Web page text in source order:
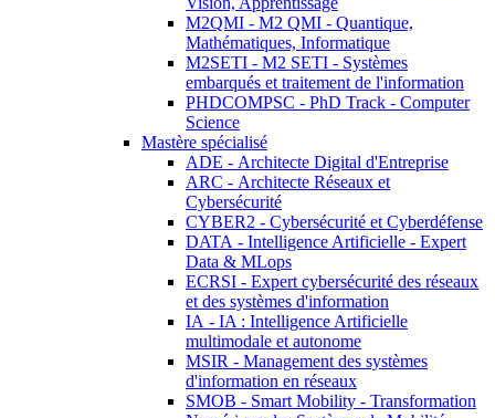
M2QMI - M2 QMI - Quantique,
Mathématiques, Informatique
M2SETI - M2 SETI - Systèmes
embarqués et traitement de l'information
PHDCOMPSC - PhD Track - Computer
Science
Mastère spécialisé
ADE - Architecte Digital d'Entreprise
ARC - Architecte Réseaux et
Cybersécurité
CYBER2 - Cybersécurité et Cyberdéfense
DATA - Intelligence Artificielle - Expert
Data & MLops
ECRSI - Expert cybersécurité des réseaux
et des systèmes d'information
IA - IA : Intelligence Artificielle
multimodale et autonome
MSIR - Management des systèmes
d'information en réseaux
SMOB - Smart Mobility - Transformation